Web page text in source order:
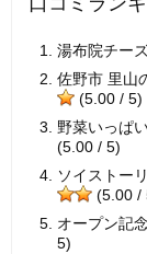
湯布院チー
佐野市 里山
(5.00 / 5)
野菜いっぱ
(5.00 / 5)
ソイストー
(5.00 /
オープン記
5)